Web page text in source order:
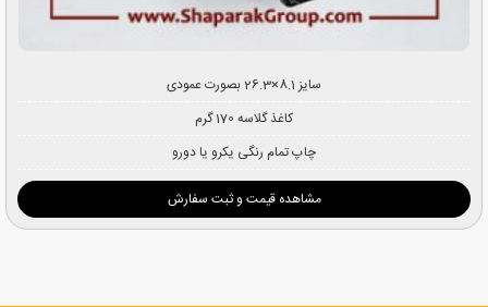
سایز 8.1×26.3 بصورت عمودی
کاغذ گلاسه 170 گرم
چاپ تمام رنگی یکرو یا دورو
مشاهده قیمت و ثبت سفارش